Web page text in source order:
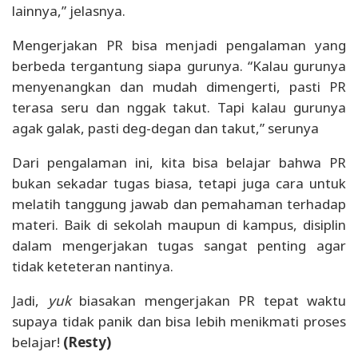
lainnya,” jelasnya.
Mengerjakan PR bisa menjadi pengalaman yang
berbeda tergantung siapa gurunya. “Kalau gurunya
menyenangkan dan mudah dimengerti, pasti PR
terasa seru dan nggak takut. Tapi kalau gurunya
agak galak, pasti deg-degan dan takut,” serunya
Dari pengalaman ini, kita bisa belajar bahwa PR
bukan sekadar tugas biasa, tetapi juga cara untuk
melatih tanggung jawab dan pemahaman terhadap
materi. Baik di sekolah maupun di kampus, disiplin
dalam mengerjakan tugas sangat penting agar
tidak keteteran nantinya.
Jadi,
yukbiasakan mengerjakan PR tepat waktu
supaya tidak panik dan bisa lebih menikmati proses
belajar! (Resty)